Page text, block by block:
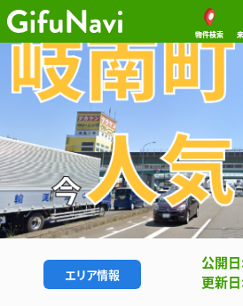
物件検索
エリア情報
公開
更新